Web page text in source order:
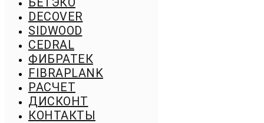
DECOVER
SIDWOOD
CEDRAL
ФИБРАТЕК
FIBRAPLANK
РАСЧЕТ
ДИСКОНТ
КОНТАКТЫ